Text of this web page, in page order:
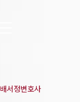
배서정변호사